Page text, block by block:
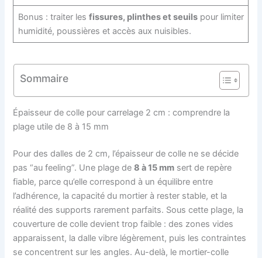
Bonus : traiter les fissures, plinthes et seuilspour limiter
humidité, poussières et accès aux nuisibles.
Sommaire
Épaisseur de colle pour carrelage 2 cm : comprendre la
plage utile de 8 à 15 mm
Pour des dalles de 2 cm, l’épaisseur de colle ne se décide
pas “au feeling”. Une plage de8 à 15 mm sert de repère
fiable, parce qu’elle correspond à un équilibre entre
l’adhérence, la capacité du mortier à rester stable, et la
réalité des supports rarement parfaits. Sous cette plage, la
couverture de colle devient trop faible : des zones vides
apparaissent, la dalle vibre légèrement, puis les contraintes
se concentrent sur les angles. Au-delà, le mortier-colle